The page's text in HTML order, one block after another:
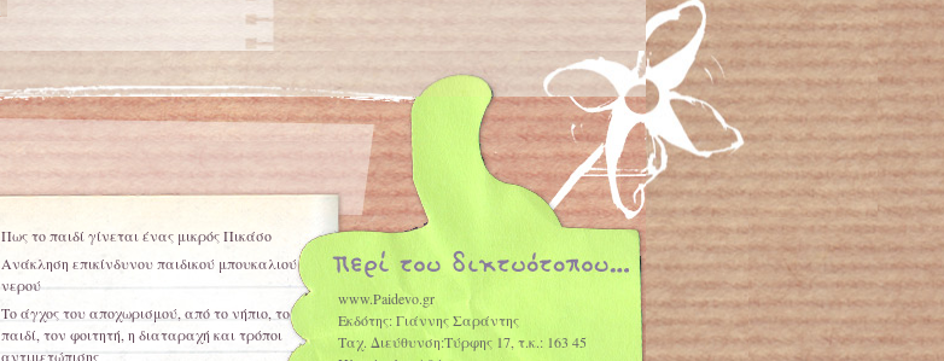
Πως το παιδί γίνεται ένας μικρός Πικάσο
Ανάκληση επικίνδυνου παιδικού μπουκαλιού
νερού
Το άγχος του αποχωρισμού, από το νήπιο, το
παιδί, τον φοιτητή, η διαταραχή και τρόποι
αντιμετώπισης
www.Paidevo.gr
Εκδότης: Γιάννης Σαράντης
Ταχ. Διεύθυνση:Τύρφης 17, τ.κ.: 163 45